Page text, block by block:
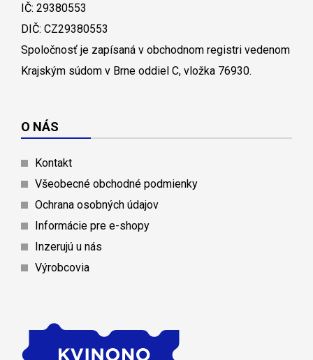
IČ: 29380553
DIČ: CZ29380553
Spoločnosť je zapísaná v obchodnom registri vedenom
Krajským súdom v Brne oddiel C, vložka 76930.
O NÁS
Kontakt
Všeobecné obchodné podmienky
Ochrana osobných údajov
Informácie pre e-shopy
Inzerujú u nás
Výrobcovia